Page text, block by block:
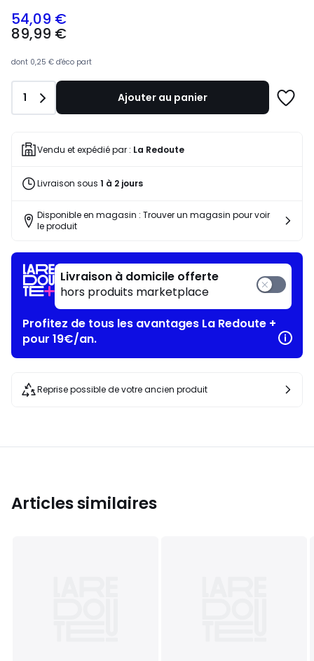
89,99
€
à
programme
pour
payer
place
63,07
54,09 €
89,99 €
dont 0,25 € d'éco part
Quantité
1 Ajouter au panier
Vendu et expédié par : La Redoute
Livraison sous 1 à 2 jours
Disponible en magasin : Trouver un magasin pour voir
le produit
Livraison à domicile offerte
hors produits marketplace
Profitez de tous les avantages La Redoute +
pour 19€/an.
Reprise possible de votre ancien produit
Articles similaires